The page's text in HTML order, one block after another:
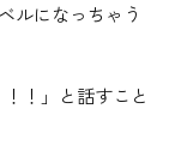
ルになっちゃう
！」と話すこと